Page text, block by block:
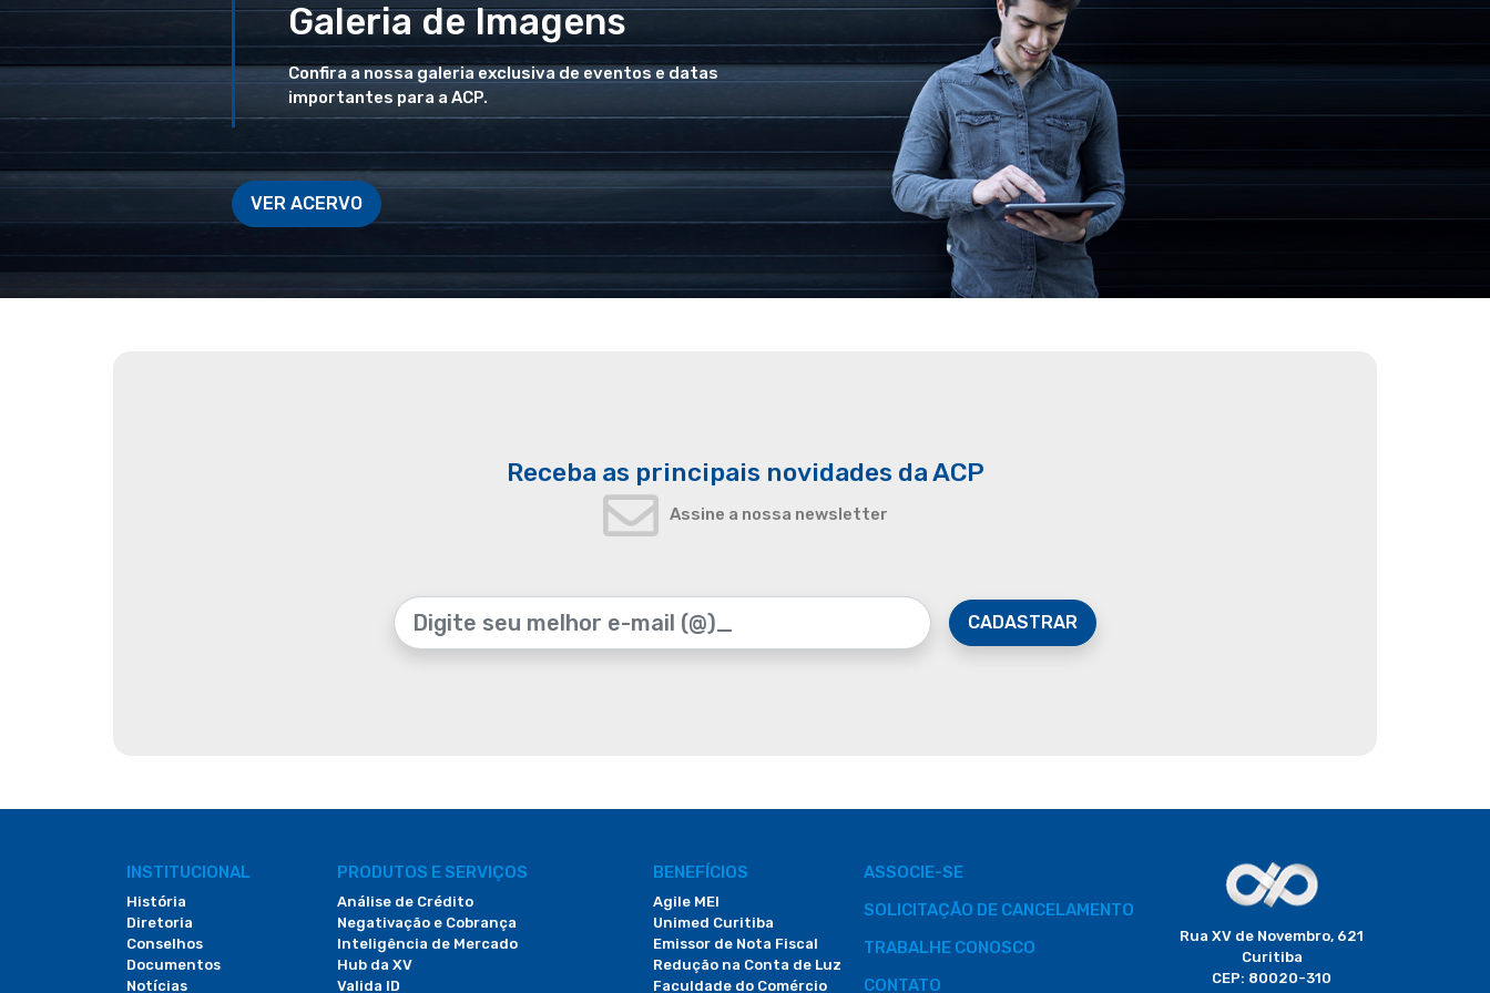
Galeria de Imagens
Confira a nossa galeria exclusiva de eventos e datas
importantes para a ACP.
VER ACERVO
Receba as principais novidades da ACP
Assine a nossa newsletter
CADASTRAR
INSTITUCIONAL
História
Diretoria
Conselhos
Documentos
Notícias
PRODUTOS E SERVIÇOS
Análise de Crédito
Negativação e Cobrança
Inteligência de Mercado
Hub da XV
Valida ID
BENEFÍCIOS
Agile MEI
Unimed Curitiba
Emissor de Nota Fiscal
Redução na Conta de Luz
Faculdade do Comércio
ASSOCIE-SE
SOLICITAÇÃO DE CANCELAMENTO
TRABALHE CONOSCO
CONTATO
Rua XV de Novembro, 621
Curitiba
CEP: 80020-310